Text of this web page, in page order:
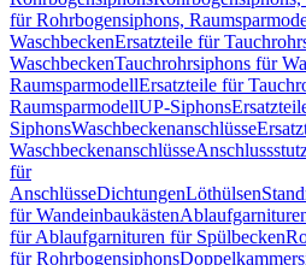
für Rohrbogensiphons,
WaschbeckenErsatzteile für
WaschbeckenTauchrohrsiphons für
RaumsparmodellErsatzteile für
RaumsparmodellUP-Siphons
SiphonsWaschbeckenanschlüsse
Waschbeckenanschlüsse
für
AnschlüsseDichtungenLöthülsen
für Wandeinbaukästen
für Ablaufgarnituren für Spülbecken
für Rohrbogensiphons